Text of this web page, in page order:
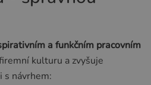
a funkčním pracovním
kulturu a zvyšuje
s návrhem: